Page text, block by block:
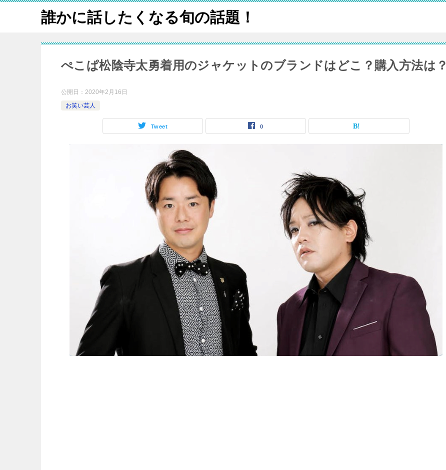
誰かに話したくなる旬の話題！
ぺこぱ松陰寺太勇着用のジャケットのブランドはどこ？購入方法は？
公開日： 2020年2月16日
お笑い芸人
Tweet 0